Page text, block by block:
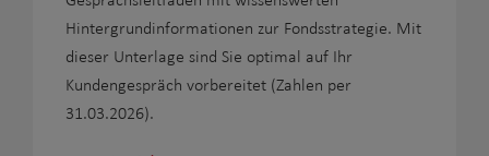
Hintergrundinformationen zur Fondsstrategie. Mit
dieser Unterlage sind Sie optimal auf Ihr
Kundengespräch vorbereitet (Zahlen per
31.03.2026).